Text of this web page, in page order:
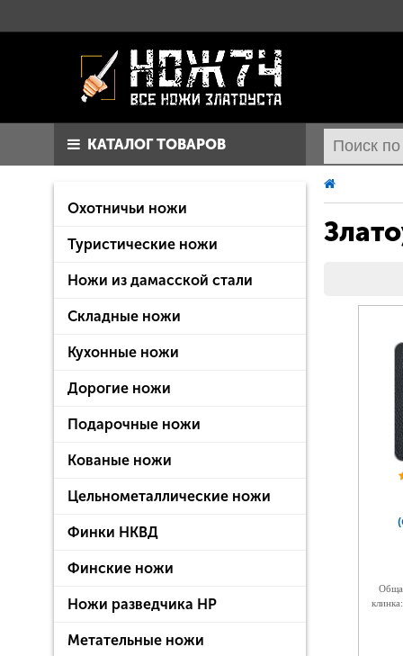
КАТАЛОГ ТОВАРОВ
Охотничьи ножи
Туристические ножи
Ножи из дамасской стали
Складные ножи
Кухонные ножи
Дорогие ножи
Подарочные ножи
Кованые ножи
Цельнометаллические ножи
Финки НКВД
Финские ножи
Ножи разведчика НР
Метательные ножи